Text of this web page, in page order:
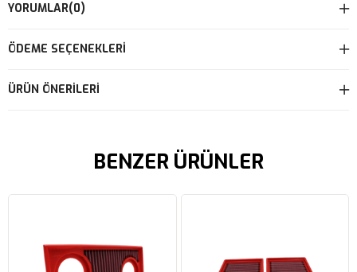
YORUMLAR(0)
ÖDEME SEÇENEKLERI
ÜRÜN ÖNERILERI
BENZER ÜRÜNLER